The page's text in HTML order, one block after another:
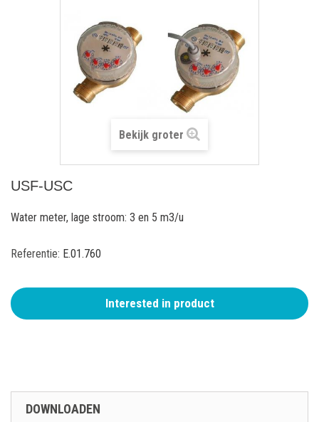
Bekijk groter
USF-USC
Water meter, lage stroom: 3 en 5 m3/u
Referentie: E.01.760
Interested in product
DOWNLOADEN